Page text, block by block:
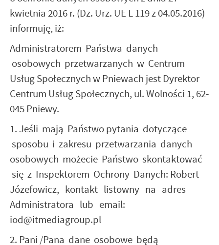
kwietnia 2016 r. (Dz. Urz. UE L 119 z 04.05.2016)
informuję, iż:
Administratorem Państwa danych
osobowych przetwarzanych w Centrum
Usług Społecznych w Pniewach jest Dyrektor
Centrum Usług Społecznych, ul. Wolności 1, 62-
045 Pniewy.
1. Jeśli mają Państwo pytania dotyczące
sposobu i zakresu przetwarzania danych
osobowych możecie Państwo skontaktować
się z Inspektorem Ochrony Danych: Robert
Józefowicz, kontakt listowny na adres
Administratora lub email:
iod@itmediagroup.pl
2. Pani /Pana dane osobowe będą